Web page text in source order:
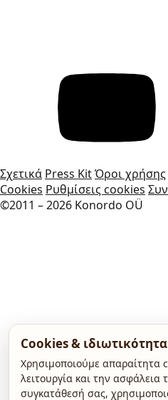
Σχετικά Press KitΌροι χρήσης
Cookies Ρυθμίσεις cookies
©2011 – 2026 Konordo OÜ
Cookies & ιδιωτικότητα
Χρησιμοποιούμε απαραίτητα
λειτουργία και την
συγκατάθεσή σας,